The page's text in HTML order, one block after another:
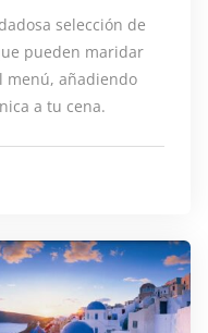
selección de
pueden maridar
menú, añadiendo
a tu cena.